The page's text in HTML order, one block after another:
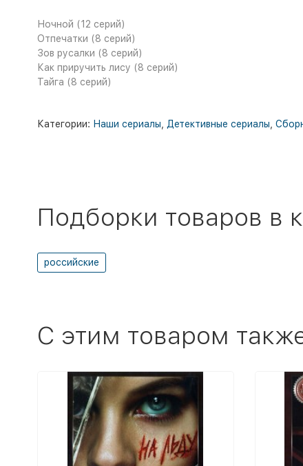
Ночной (12 серий)
Отпечатки (8 серий)
Зов русалки (8 серий)
Как приручить лису (8 серий)
Тайга (8 серий)
Категории: Наши сериалы Детективные сериалы
Подборки товаров в
российские
C этим товаром